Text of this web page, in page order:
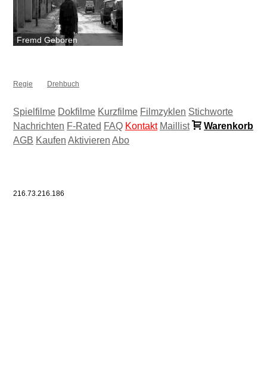
Fremd Geboren
Regie Drehbuch
Spielfilme Dokfilme Kurzfilme Filmzyklen Stichworte
Nachrichten F-Rated FAQ Kontakt Maillist
Warenkorb
AGB Kaufen Aktivieren Abo
216.73.216.186